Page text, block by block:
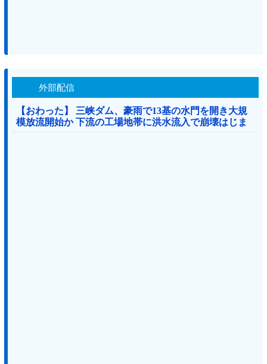
外部配信
【おわった】 三峡ダム、豪雨で13基の水門を開き大規
模放流開始か 下流の工場地帯に洪水流入で崩壊はじま
る